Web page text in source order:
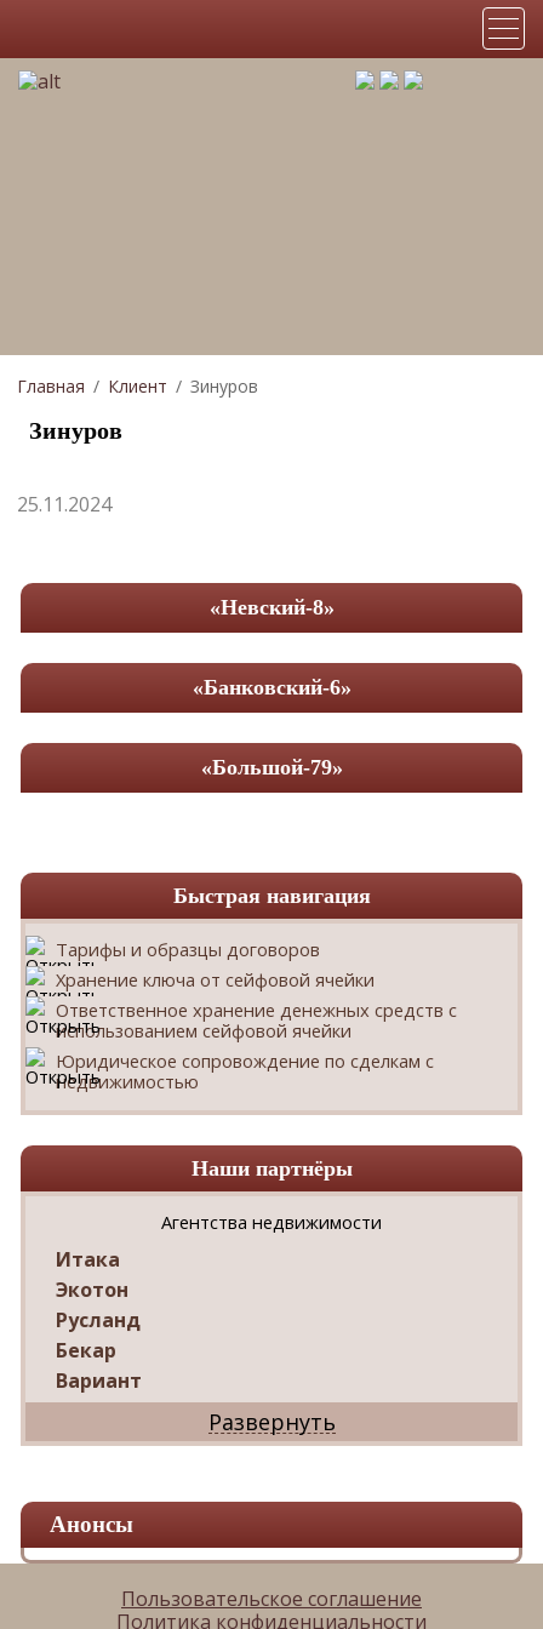
«Невский-8»
«Банковский-6»
«Большой-79»
Главная Клиент Зинуров
Зинуров
25.11.2024
Быстрая навигация
Тарифы и образцы договоров
Хранение ключа от сейфовой ячейки
Ответственное хранение денежных средств с
использованием сейфовой ячейки
Юридическое сопровождение по сделкам с
недвижимостью
Наши партнёры
Агентства недвижимости
Итака
Экотон
Русланд
Бекар
Вариант
Дриада
Реал
Ваш Дом
Александр
Мир квартир
Панорама
Анонсы
Пользовательское соглашение
Политика конфиденциальности